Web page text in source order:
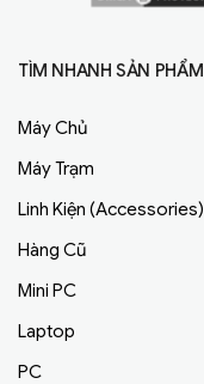
TÌM NHANH SẢN PHẨM
Máy Chủ
Máy Trạm
Linh Kiện (Accessories)
Hàng Cũ
Mini PC
Laptop
PC